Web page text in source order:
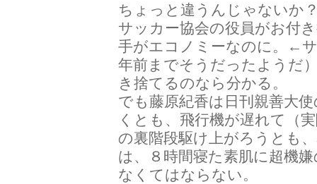
ちょっと違うんじゃないか
サッカー協会の役員がお付
手がエコノミーなのに。←
年前までそうだったようだ
き捨てるのなら分かる。
でも藤原紀香は日刊親善大
くとも、飛行機が遅れて（
の裏階段駆け上がろうとも
は、８時間寝た素肌に超機
なくてはならない。